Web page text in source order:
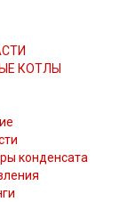
КОТЛЫ
конденсата